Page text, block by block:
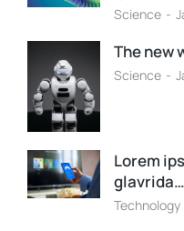
Science
The new
Science
Lorem
glavrida…
Technology